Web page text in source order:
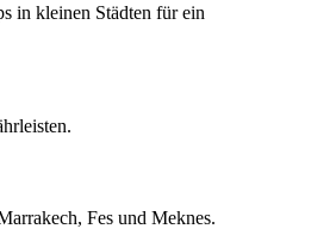
in kleinen Städten für ein
Fes und Meknes.